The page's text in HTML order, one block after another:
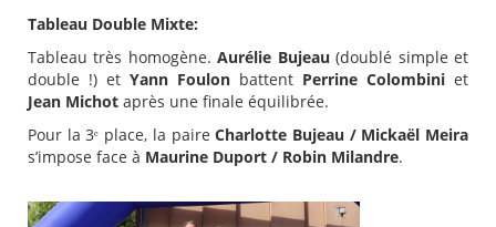
Tableau Double Mixte:
Tableau très homogène.Aurélie Bujeau (doublé simple et
double !) et Yann Foulon battent Perrine Colombini et
Jean Michot après une finale équilibrée.
Pour la 3ᵉ place, la paireCharlotte Bujeau / Mickaël Meira
s’impose face à Maurine Duport / Robin Milandre.